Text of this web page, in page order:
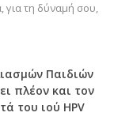
για τη δύναμή σου,
Παιδιών
πλέον και τον
του ιού HPV